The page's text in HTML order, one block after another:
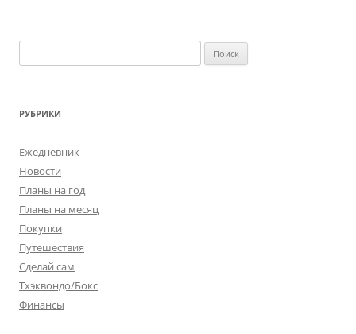
РУБРИКИ
Ежедневник
Новости
Планы на год
Планы на месяц
Покупки
Путешествия
Сделай сам
Тхэквондо/Бокс
Финансы